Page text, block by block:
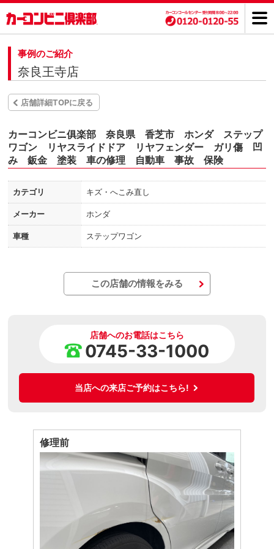
事例のご紹介
奈良王寺店
店舗詳細TOPに戻る
カーコンビニ俱楽部 奈良県 香芝市 ホンダ ステップ
ワゴン リヤスライドドア リヤフェンダー ガリ傷 凹
み 鈑金 塗装 車の修理 自動車 事故 保険
カテゴリ キズ・へこみ直し
メーカー ホンダ
車種 ステップワゴン
この店舗の情報をみる
店舗へのお電話はこちら
0745-33-1000
当店への来店ご予約はこちら!
修理前